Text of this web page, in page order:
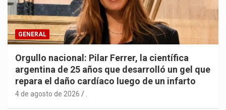
GENERAL
Orgullo nacional: Pilar Ferrer, la científica
argentina de 25 años que desarrolló un gel que
repara el daño cardíaco luego de un infarto
4 de agosto de 2026